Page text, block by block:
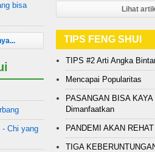
bisa
- Chi yang
Lihat
TIPS FENG SHUI
TIPS #2 Arti Angka
Mencapai Popularitas
PASANGAN BISA
Dimanfaatkan
PANDEMI AKAN
TIGA